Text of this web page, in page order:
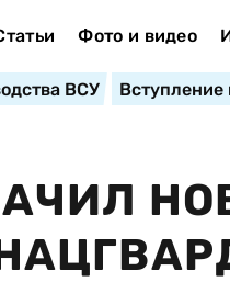
Фото и видео
ВСУ Вступление